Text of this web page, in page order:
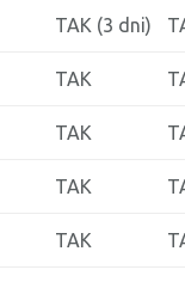
TAK (3 dni)
TAK
TAK
TAK
TAK